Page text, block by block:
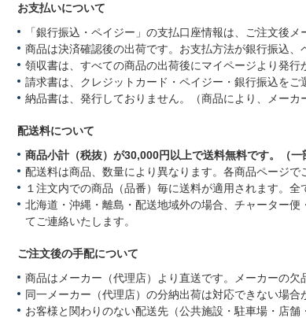
お支払いについて
「銀行振込・ペイジー」の支払口座情報は、ご注文後
商品は決済確認後の出荷です。お支払方法が銀行振込、
領収書は、すべての商品の出荷後にマイページより発
請求書は、クレジットカード・ペイジー・銀行振込をご
納品書は、発行しておりません。（商品により、メー
配送料について
商品小計（税抜）が30,000円以上で送料無料です。（一
配送料は商品、数量により異なります。各商品ページで
１注文内での商品（品番）毎に送料が適用されます。
北海道・沖縄・離島・配送地域外の場合、チャーター
てご連絡いたします。
ご注文後の手配について
商品はメーカー（代理店）より直送です。メーカーの
同一メーカー（代理店）の分納出荷は対応できない場合
お客様と関わりのない配送先（公共施設・駐車場・店